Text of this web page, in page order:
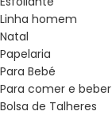
Linha homem
Natal
Papelaria
Para Bebé
Para comer e beber
Bolsa de Talheres